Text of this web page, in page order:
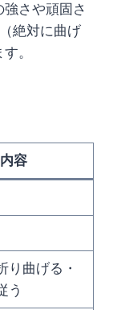
さや頑固さ
絶対に曲げ
。
内容
り曲げる・
う